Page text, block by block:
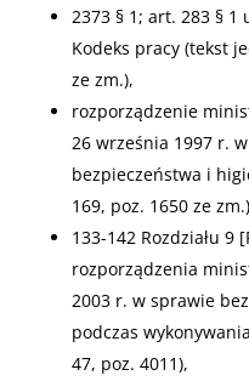
2373 § 1; art. 283 § 1
Kodeks pracy (tekst
ze zm.),
rozporządzenie
26 września 1997 r.
bezpieczeństwa i
169, poz. 1650 ze
133-142 Rozdziału 9
rozporządzenia
2003 r. w sprawie
podczas
47, poz. 4011),